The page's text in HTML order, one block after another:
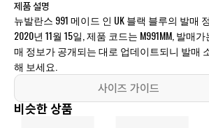
제품 설명
뉴발란스 991 메이드 인 UK 블랙 블루의 발매
2020년 11월 15일, 제품 코드는 M991MM, 발매
매 정보가 공개되는 대로 업데이트되니 발매
해 보세요.
사이즈 가이드
비슷한 상품